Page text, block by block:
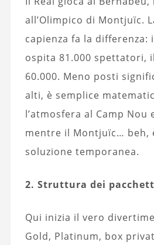
all’Olimpico di Montjuïc.
capienza fa la differenza:
ospita 81.000 spettatori,
60.000. Meno posti
alti, è semplice
l’atmosfera al Camp Nou
mentre il Montjuïc… beh,
soluzione temporanea.
2. Struttura dei
Qui inizia il vero
Gold, Platinum, box